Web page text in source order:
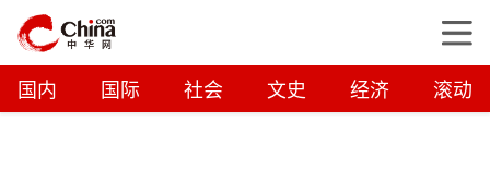
国内 国际 社会 文史 经济 滚动